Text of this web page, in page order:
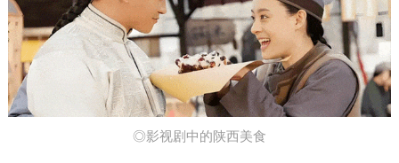
◎影视剧中的陕西美食